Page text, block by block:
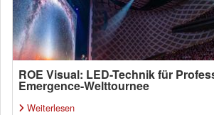
ROE Visual: LED-Technik für
Emergence-Welttournee
Weiterlesen